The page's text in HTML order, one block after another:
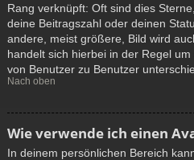
Rang verknüpft: Oft sind dies
deine Beitragszahl oder deinen
andere, meist größere, Bild wird
handelt sich hierbei in der Regel
von Benutzer zu Benutzer
Nach oben
Wie verwende ich einen
In deinem persönlichen Bereich